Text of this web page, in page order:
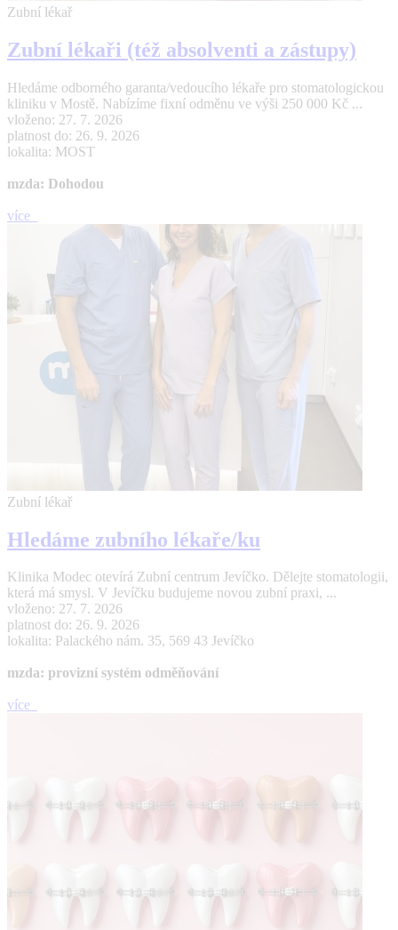
Zubní lékař
Zubní lékaři (též absolventi a zástupy)
Hledáme odborného garanta/vedoucího lékaře pro stomatologickou
kliniku v Mostě. Nabízíme fixní odměnu ve výši 250 000 Kč ...
vloženo: 27. 7. 2026
platnost do: 26. 9. 2026
lokalita: MOST
mzda: Dohodou
více
Zubní lékař
Hledáme zubního lékaře/ku
Klinika Modec otevírá Zubní centrum Jevíčko. Dělejte stomatologii,
která má smysl. V Jevíčku budujeme novou zubní praxi, ...
vloženo: 27. 7. 2026
platnost do: 26. 9. 2026
lokalita: Palackého nám. 35, 569 43 Jevíčko
mzda: provizní systém odměňování
více